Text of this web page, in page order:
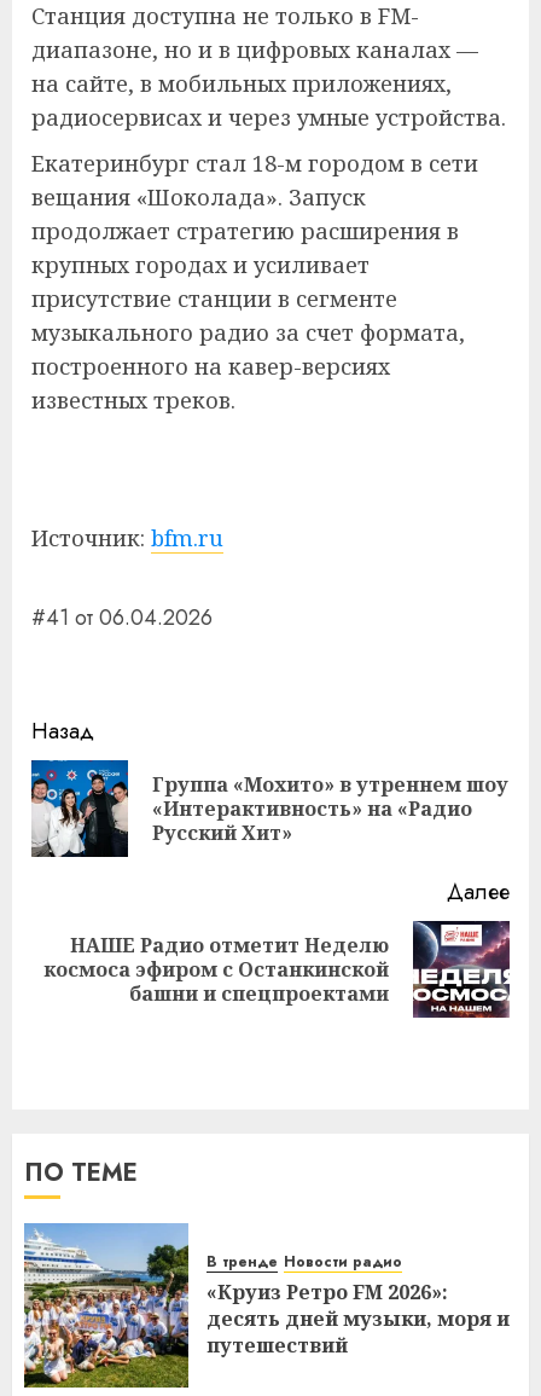
Станция доступна не только в FM-
диапазоне, но и в цифровых каналах —
на сайте, в мобильных приложениях,
радиосервисах и через умные устройства.
Екатеринбург стал 18-м городом в сети
вещания «Шоколада». Запуск
продолжает стратегию расширения в
крупных городах и усиливает
присутствие станции в сегменте
музыкального радио за счет формата,
построенного на кавер-версиях
известных треков.
Источник: bfm.ru
#41 от 06.04.2026
Навигация
записи
Назад
Группа «Мохито» в утреннем шоу
«Интерактивность» на «Радио
Русский Хит»
Далее
Следующая
НАШЕ Радио отметит Неделю
космоса эфиром с Останкинской
башни и спецпроектами
ПО ТЕМЕ
В тренде Новости радио
«Круиз Ретро FM 2026»:
десять дней музыки, моря и
путешествий